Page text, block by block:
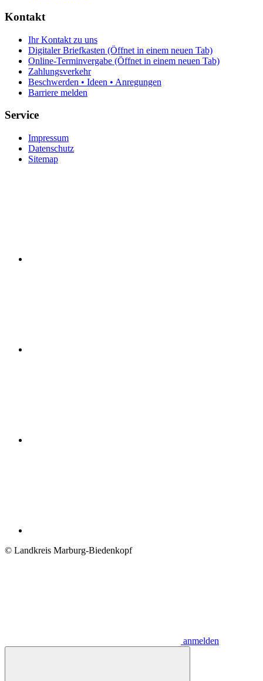
Kontakt
Ihr Kontakt zu uns
Digitaler Briefkasten (Öffnet in einem neuen Tab)
Online-Terminvergabe (Öffnet in einem neuen Tab)
Zahlungsverkehr
Beschwerden • Ideen • Anregungen
Barriere melden
Service
Impressum
Datenschutz
Sitemap
© Landkreis Marburg-Biedenkopf
anmelden